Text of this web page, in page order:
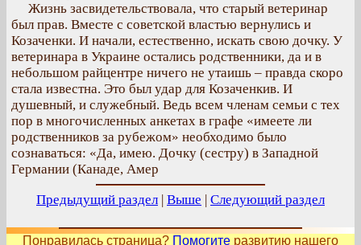
Жизнь засвидетельствовала, что старый ветеринар
был прав. Вместе с советской властью вернулись и
Козаченки. И начали, естественно, искать свою дочку. У
ветеринара в Украине остались родственники, да и в
небольшом райцентре ничего не утаишь – правда скоро
стала известна. Это был удар для Козаченкив. И
душевный, и служебный. Ведь всем членам семьи с тех
пор в многочисленных анкетах в графе «имеете ли
родственников за рубежом» необходимо было
сознаваться: «Да, имею. Дочку (сестру) в Западной
Германии (Канаде, Амер
Предыдущий раздел | Выше | Следующий раздел
Понравилась страница? Помогите развитию нашего